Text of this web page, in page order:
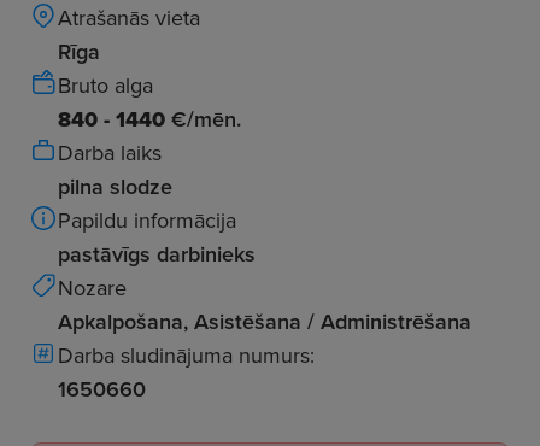
Atrašanās vieta
Rīga
Bruto alga
840 - 1440 €/mēn.
Darba laiks
pilna slodze
Papildu informācija
pastāvīgs darbinieks
Nozare
Apkalpošana, Asistēšana / Administrēšana
Darba sludinājuma numurs:
1650660